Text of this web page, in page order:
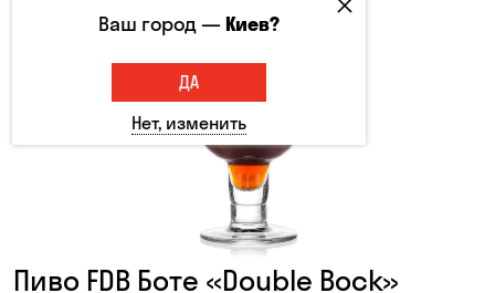
Пиво FDB Боте «Double Bock»
Ваш город —Киев?
ДА
Нет, изменить